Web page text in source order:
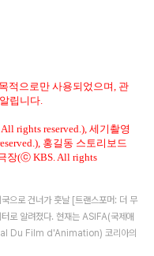
적으로만 사용되었으며, 관
립니다.
rights reserved.), 세기촬영
홍길동 스토리보드
장(ⓒ KBS. All rights
으로 건너가 훗날 [트랜스포머: 더 무
로 알려졌다. 현재는 ASIFA(국제애
Du Film d'Animation) 코리아의